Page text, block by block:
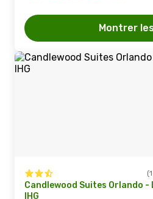
Montrer
Candlewood Suites Orlando -
IHG